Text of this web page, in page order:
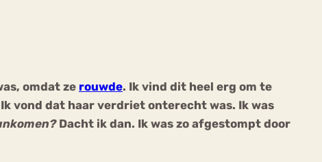
omdat ze rouwde. Ik vind dit heel erg om te
vond dat haar verdriet onterecht was. Ik was
Dacht ik dan. Ik was zo afgestompt door
Sport
Trauma